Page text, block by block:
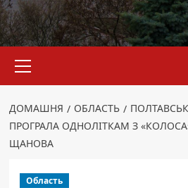
меню
ДОМАШНЯ ОБЛАСТЬ
ПРОГРАЛА ОДНОЛІТКАМ З
ЩАНОВА
Область